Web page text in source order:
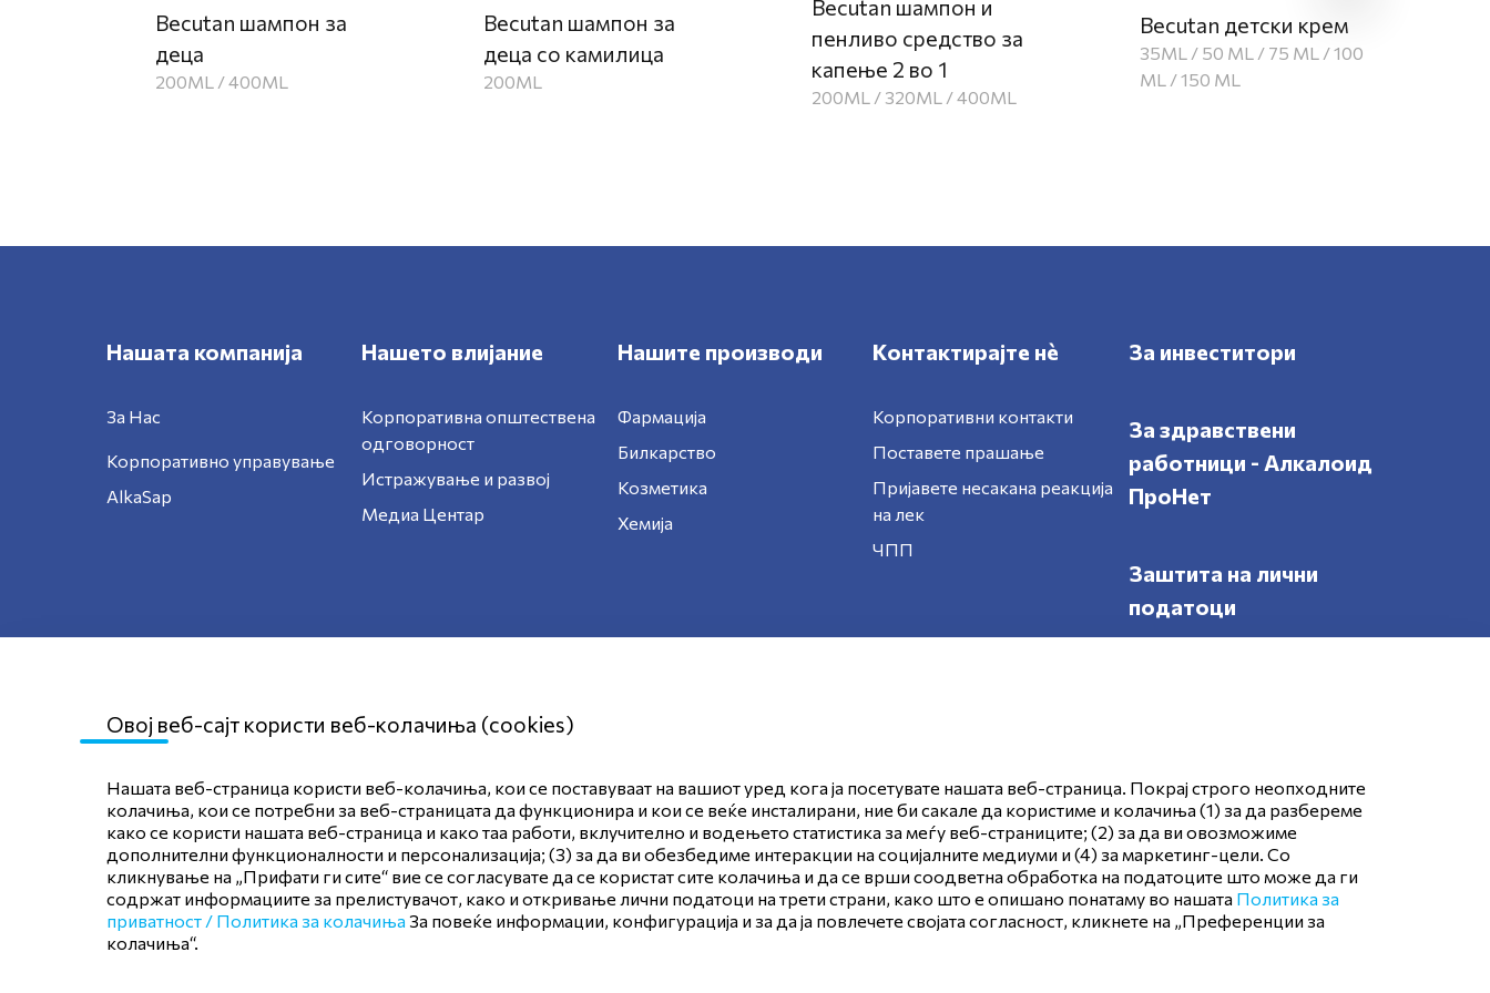
Becutan шампон за
деца
200ML / 400ML
Becutan шампон за
деца со камилица
200ML
Becutan шампон и
пенливо срeдство за
капење 2 во 1
200ML / 320ML / 400ML
Becutan детски крем
35ML / 50 ML / 75 ML / 100
ML / 150 ML
Нашата компанија
За Нас
Корпоративно управување
AlkaSap
Нашето влијание
Корпоративна општествена
одговорност
Истражување и развој
Медиа Центар
Нашите производи
Фармација
Билкарство
Козметика
Хемија
Контактирајте нè
Корпоративни контакти
Поставете прашање
Пријавете несакана реакција
на лек
ЧПП
За инвеститори
За здравствени
работници - Алкалоид
ПроНет
Заштита на лични
податоци
Мапа на сајтот Политика за приватност Правила и услови за користење
Политика за колачиња
Овој веб-сајт користи веб-колачиња (cookies)
Нашата веб-страница користи веб-колачиња, кои се поставуваат на вашиот уред кога ја посетувате нашата веб-страница. Покрај строго неопходните
колачиња, кои се потребни за веб-страницата да функционира и кои се веќе инсталирани, ние би сакале да користиме и колачиња (1) за да разбереме
како се користи нашата веб-страница и како таа работи, вклучително и водењето статистика за меѓу веб-страниците; (2) за да ви овозможиме
дополнителни функционалности и персонализација; (3) за да ви обезбедиме интеракции на социјалните медиуми и (4) за маркетинг-цели. Со
кликнување на „Прифати ги сите“ вие се согласувате да се користат сите колачиња и да се врши соодветна обработка на податоците што може да ги
содржат информациите за прелистувачот, како и откривање лични податоци на трети страни, како што е опишано понатаму во нашата Политика за
приватност / Политика за колачиња За повеќе информации, конфигурација и за да ја повлечете својата согласност, кликнете на „Преференции за
колачиња“.